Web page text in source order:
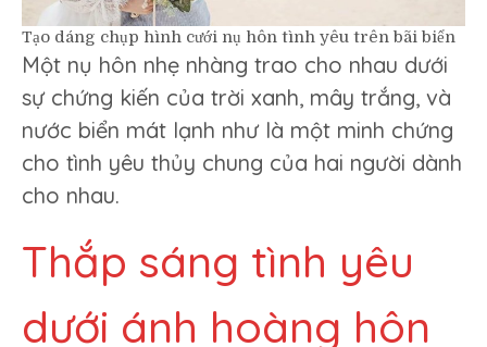
Tạo dáng chụp hình cưới nụ hôn tình yêu trên bãi biển
Một nụ hôn nhẹ nhàng trao cho nhau dưới
sự chứng kiến của trời xanh, mây trắng, và
nước biển mát lạnh như là một minh chứng
cho tình yêu thủy chung của hai người dành
cho nhau.
Thắp sáng tình yêu
dưới ánh hoàng hôn